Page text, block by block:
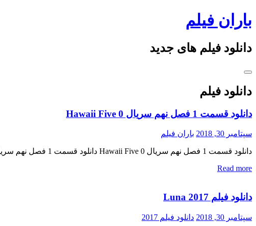
Skip
to
content
باران فیلم
دانلود فیلم های جدید
دانلود فیلم
دانلود قسمت 1 فصل نهم سریال Hawaii Five 0
سپتامبر 30, 2018 باران فیلم
دانلود قسمت 1 فصل نهم سریال Hawaii Five 0 دانلود قسمت 1 فصل نهم سریال Hawaii Five 0 دانلود فصل نهم سریال بسیار هیجان انگیز Hawaii Five 0 قسمت اول « دانلود رایگان با لینک […]
Read more
دانلود فیلم Luna 2017
سپتامبر 30, 2018 دانلود فیلم 2017